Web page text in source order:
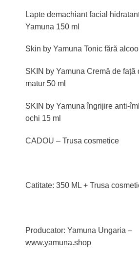
Lapte demachiant facial
Yamuna 150 ml
Skin by Yamuna Tonic fără
SKIN by Yamuna Cremă de față
matur 50 ml
SKIN by Yamuna îngrijire anti-
ochi 15 ml
CADOU – Trusa cosmetice
Catitate: 350 ML + Trusa
Producator: Yamuna Ungaria –
www.yamuna.shop